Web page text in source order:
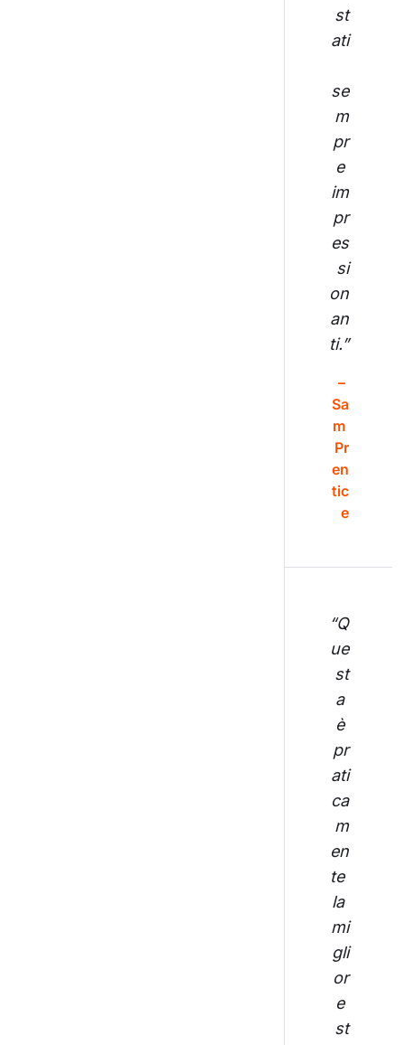
st
ati
se
m
pr
e
im
pr
es
si
on
an
ti.”
–
Sa
m
Pr
en
tic
e
“Q
ue
st
a
è
pr
ati
ca
m
en
te
la
mi
gli
or
e
st